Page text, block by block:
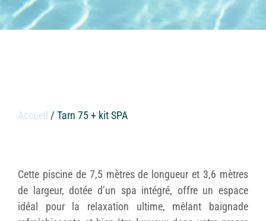
Accueil / Tarn 75 + kit SPA
Cette piscine de 7,5 mètres de longueur et 3,6 mètres
de largeur, dotée d’un spa intégré, offre un espace
idéal pour la relaxation ultime, mêlant baignade